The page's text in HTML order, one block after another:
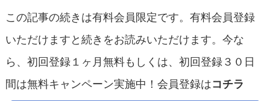
この記事の続きは有料会員限定です。有料会員登録
いただけますと続きをお読みいただけます。今な
ら、初回登録１ヶ月無料もしくは、初回登録３０日
間は無料キャンペーン実施中！会員登録はコチラ